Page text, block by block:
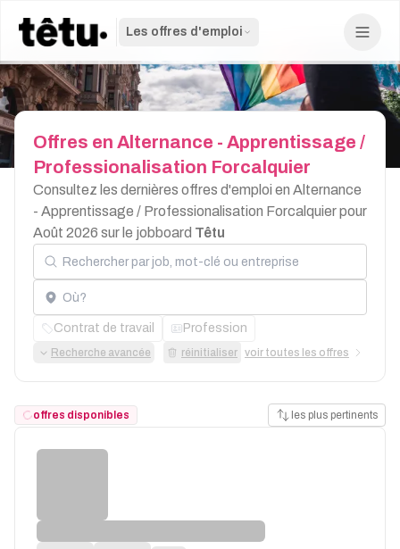
Les offres d'emploi
Offres en Alternance - Apprentissage /
Professionalisation Forcalquier
Consultez les dernières offres d'emploi en Alternance
- Apprentissage / Professionalisation Forcalquier pour
Août 2026 sur le jobboard Têtu
Rechercher par job, mot-clé ou entreprise
Localisation
Contrat de travail Profession
Recherche avancée réinitialiser voir toutes les offres
offres disponibles les plus pertinents